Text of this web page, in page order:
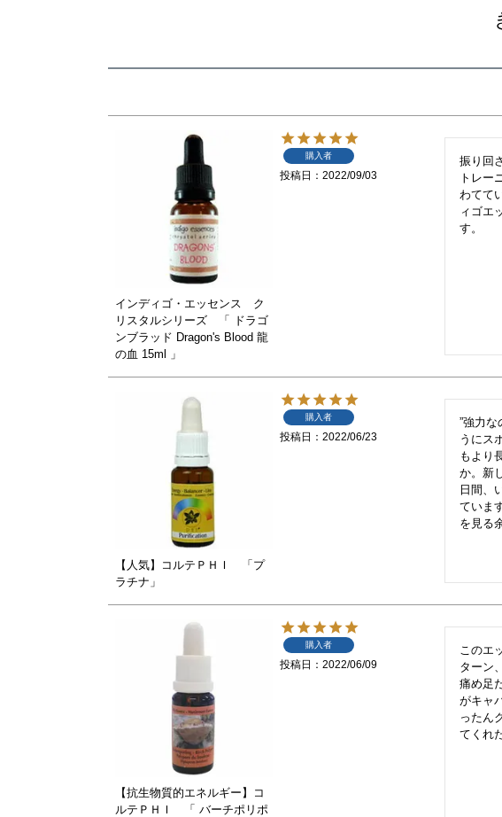
インディゴ・エッセンス ク
リスタルシリーズ 「 ドラゴ
ンブラッド Dragon's Blood 龍
の血 15ml 」
購入者
投稿日 2022/09/03
振り回
トレー
わてて
ィゴエ
す。
【人気】コルテＰＨＩ 「プ
ラチナ」
購入者
投稿日 2022/06/23
”強力
うにス
もより
か。新
日間、
ていま
を見る
【抗生物質的エネルギー】コ
ルテＰＨＩ 「 バーチポリポ
購入者
投稿日 2022/06/09
このエ
ターン
痛め足
がキャ
ったん
てくれ